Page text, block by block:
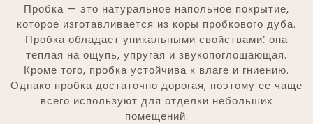
Пробка — это натуральное напольное покрытие,
которое изготавливается из коры пробкового дуба.
Пробка обладает уникальными свойствами⁚ она
теплая на ощупь, упругая и звукопоглощающая.
Кроме того, пробка устойчива к влаге и гниению.
Однако пробка достаточно дорогая, поэтому ее чаще
всего используют для отделки небольших
помещений.